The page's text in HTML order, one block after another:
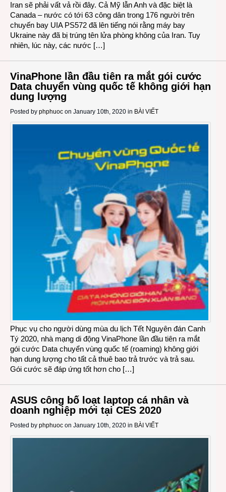
Iran sẽ phải vất vả rồi đây. Cả Mỹ lẫn Anh và đặc biệt là
Canada – nước có tới 63 công dân trong 176 người trên
chuyến bay UIA PS572 đã lên tiếng nói rằng máy bay
Ukraine này đã bị trúng tên lửa phòng không của Iran. Tuy
nhiên, lúc này, các nước […]
VinaPhone lần đầu tiên ra mắt gói cước
Data chuyển vùng quốc tế không giới hạn
dung lượng
Posted by phphuoc on January 10th, 2020 in BÀI VIẾT
Phục vụ cho người dùng mùa du lịch Tết Nguyên đán Canh
Tý 2020, nhà mạng di động VinaPhone lần đầu tiên ra mắt
gói cước Data chuyển vùng quốc tế (roaming) không giới
hạn dung lượng cho tất cả thuê bao trả trước và trả sau.
Gói cước sẽ đáp ứng tốt hơn cho […]
ASUS công bố loạt laptop cá nhân và
doanh nghiệp mới tại CES 2020
Posted by phphuoc on January 10th, 2020 in BÀI VIẾT